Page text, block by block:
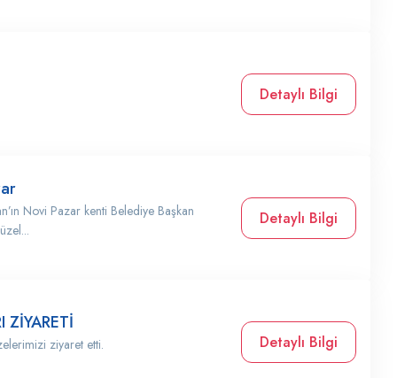
Detaylı Bilgi
Novi Pazar kenti Belediye Başkan
Detaylı Bilgi
ZİYARETİ
ziyaret etti. Detaylı Bilgi